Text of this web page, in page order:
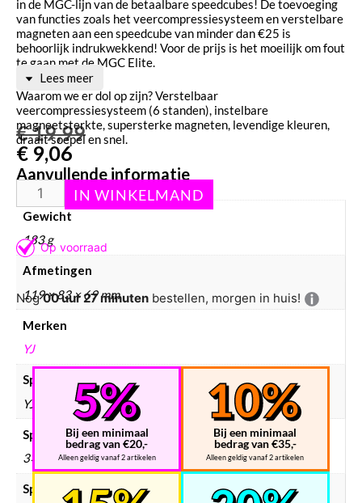
in de MGC-lijn van de betaalbare speedcubes! De toevoeging
van functies zoals het veercompressiesysteem en verstelbare
magneten aan een speedcube van minder dan €25 is
behoorlijk indrukwekkend! Voor de prijs is het moeilijk om fout
te gaan met de MGC Elite.
Waarom we er dol op zijn? Verstelbaar
veercompressiesysteem (6 standen), instelbare
magneetsterkte, supersterke magneten, levendige kleuren,
draait soepel en snel.
Aanvullende informatie
Gewicht
183 g
Afmetingen
119 × 83 × 69 mm
Merken
YJ
Speedcube merken
YJ
Speedcube type
3×3
Speedcube kleur
Lees meer
€19,99
€ 9,06
Nog00 uur 27 minuten bestellen, morgen in huis!
Bij een minimaal
bedrag van €20,-
Alleen geldig vanaf 2 artikelen
Bij een minimaal
bedrag van €35,-
Alleen geldig vanaf 2 artikelen